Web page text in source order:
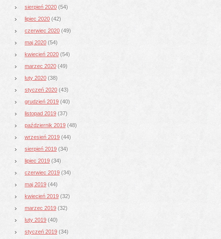
sierpień 2020 (54)
lipiec 2020 (42)
czerwiec 2020 (49)
maj 2020 (54)
kwiecień 2020 (54)
marzec 2020 (49)
luty 2020 (38)
styczeń 2020 (43)
grudzień 2019 (40)
listopad 2019 (37)
październik 2019 (48)
wrzesień 2019 (44)
sierpień 2019 (34)
lipiec 2019 (34)
czerwiec 2019 (34)
maj 2019 (44)
kwiecień 2019 (32)
marzec 2019 (32)
luty 2019 (40)
styczeń 2019 (34)